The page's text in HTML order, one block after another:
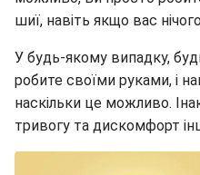
шиї, навіть якщо вас
У будь-якому випадку,
робите своїми руками, і
наскільки це можливо.
тривогу та дискомфорт